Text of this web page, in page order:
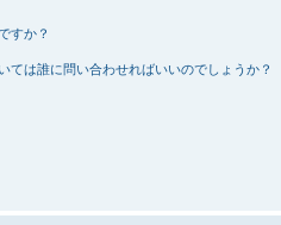
すか？
ては誰に問い合わせればいいのでしょうか？